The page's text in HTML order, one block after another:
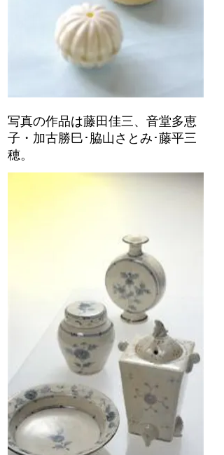
写真の作品は藤田佳三、音堂多恵
子・加古勝巳･脇山さとみ･藤平三
穂。